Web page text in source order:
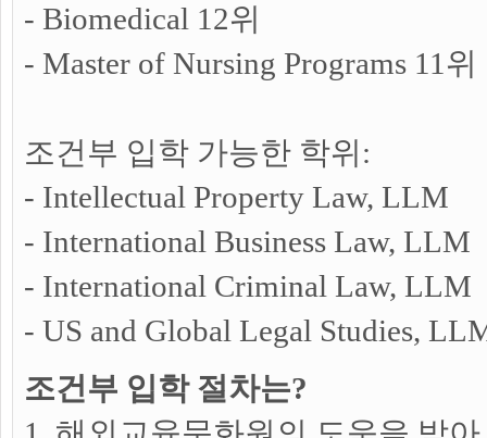
- Biomedical 12위
- Master of Nursing Programs 11위
조건부 입학 가능한 학위:
- Intellectual Property Law, LLM
- International Business Law, LLM
- International Criminal Law, LLM
- US and Global Legal Studies,
조건부 입학 절차는?